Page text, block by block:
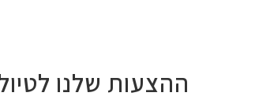
ההצעות שלנו